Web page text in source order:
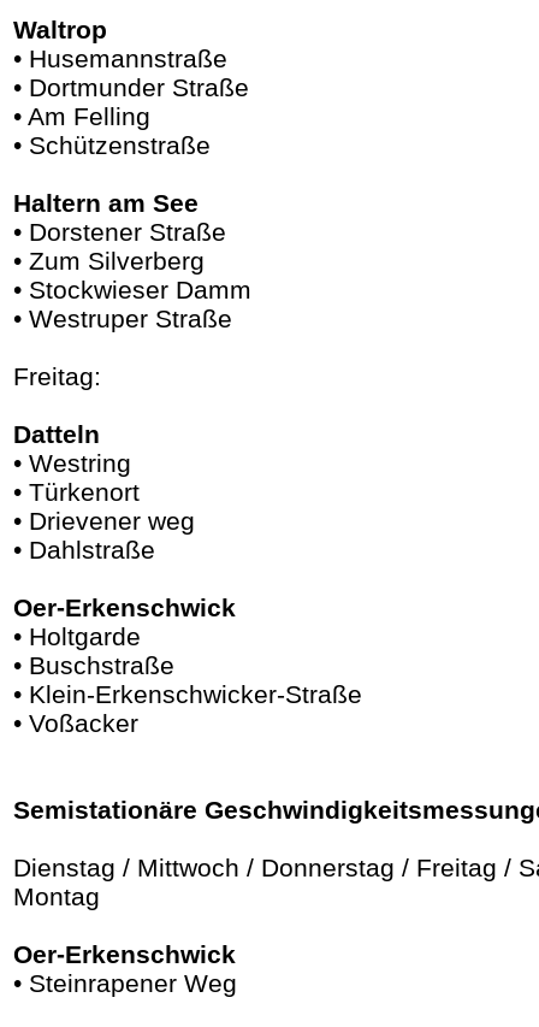
Waltrop
• Husemannstraße
• Dortmunder Straße
• Am Felling
• Schützenstraße
Haltern am See
• Dorstener Straße
• Zum Silverberg
• Stockwieser Damm
• Westruper Straße
Freitag:
Datteln
• Westring
• Türkenort
• Drievener weg
• Dahlstraße
Oer-Erkenschwick
• Holtgarde
• Buschstraße
• Klein-Erkenschwicker-Straße
• Voßacker
Semistationäre
Dienstag / Mittwoch / Donnerstag / Freitag /
Montag
Oer-Erkenschwick
• Steinrapener Weg